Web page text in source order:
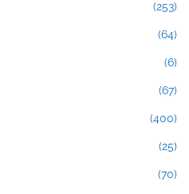
(253)
(64)
(6)
(67)
(400)
(25)
(70)